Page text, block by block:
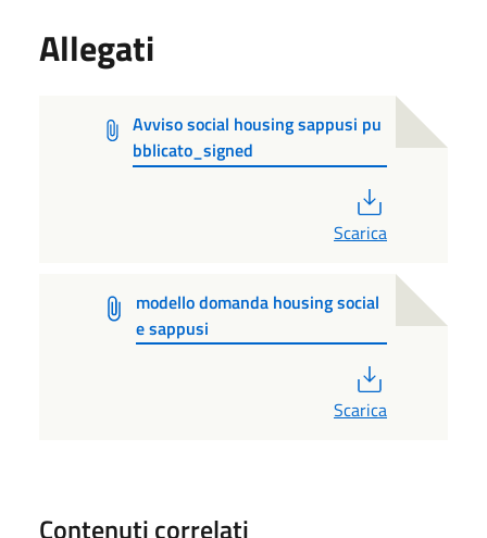
Allegati
Avviso social housing sappusi pu
bblicato_signed
Scarica
modello domanda housing social
e sappusi
Scarica
Contenuti correlati